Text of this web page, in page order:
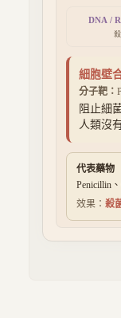
DNA /
細胞壁
分子靶：
阻止細
人類沒
代表藥物
Penicillin
效果： 殺